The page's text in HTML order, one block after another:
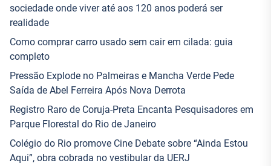
sociedade onde viver até aos 120 anos poderá ser
realidade
Como comprar carro usado sem cair em cilada: guia
completo
Pressão Explode no Palmeiras e Mancha Verde Pede
Saída de Abel Ferreira Após Nova Derrota
Registro Raro de Coruja-Preta Encanta Pesquisadores em
Parque Florestal do Rio de Janeiro
Colégio do Rio promove Cine Debate sobre “Ainda Estou
Aqui”, obra cobrada no vestibular da UERJ